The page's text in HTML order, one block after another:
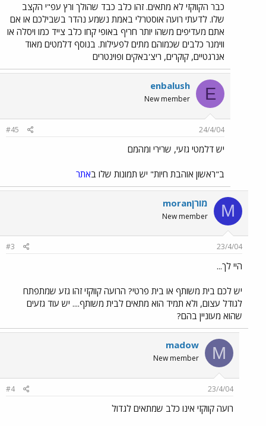
כבר הקווקזי לא מתאים. זהו כלב כבד שהולך ורץ עפ"י הקצב
שלו. לדעתי רועה אוסטרלי באמת נשמע נהדר בשבילכם או אם
אתם מעדיפים משהו יותר חריף באופי קחו כלב צייד כמו ויסלה או
ווימנר כלבים שכמוהם מתים לפעילות. בנוסף דלמטים מאוד
אנרגטיים, קוקרים, ריצ'באקים ופוינטרים
E
enbalush
New member
24/4/04
#45
יש דלמטי גזעי, שרירי ומהמם
ב"ראשון אוהבת חיות" יש תמונות שלו באתר
M moranמורן
New member
23/4/04
#3
היי לך...
יש לכם בית משותף או בית פרטי? הרועה קווקזי זהו גזע שמתפתח
לגודל עצום, ולא תמיד הוא מתאים לבית משותף.... יש עוד גזעים
שהוא מעוניין בהם?
M
madow
New member
23/4/04
#4
רועה קווקזי אינו כלב שמתאים לגדול